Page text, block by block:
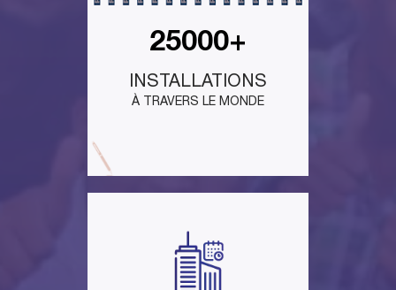
25000+
INSTALLATIONS
À TRAVERS LE MONDE